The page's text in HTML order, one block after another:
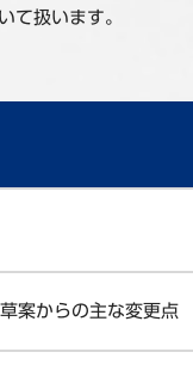
て扱います。
案からの主な変更点